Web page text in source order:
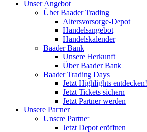
Unser Angebot
Über Baader Trading
Altersvorsorge-Depot
Handelsangebot
Handelskalender
Baader Bank
Unsere Herkunft
Über Baader Bank
Baader Trading Days
Jetzt Highlights entdecken!
Jetzt Tickets sichern
Jetzt Partner werden
Unsere Partner
Unsere Partner
Jetzt Depot eröffnen